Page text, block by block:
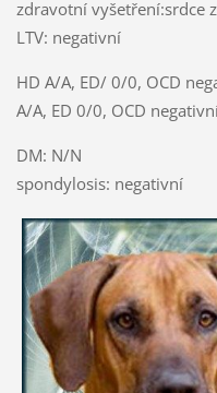
zdravotní
LTV: negativní
HD A/A, ED/ 0/
A/A, ED 0/0, OCD
DM:
spondylosis: negativní